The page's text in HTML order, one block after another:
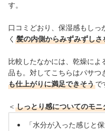
す。
口コミどおり、保湿感もし
く 髪の内側からみずみずし
比較したなかには、乾燥に
品も。対してこちらはパサつ
も仕上がりに満足できそうで
＜ しっとり感についてのモニ
「水分が入った感じと